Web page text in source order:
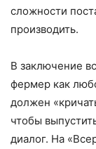
сложности
производить.
В заключение
фермер как
должен
чтобы
диалог. На